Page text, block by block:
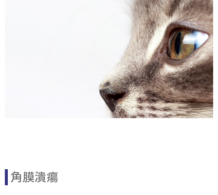
角膜潰瘍